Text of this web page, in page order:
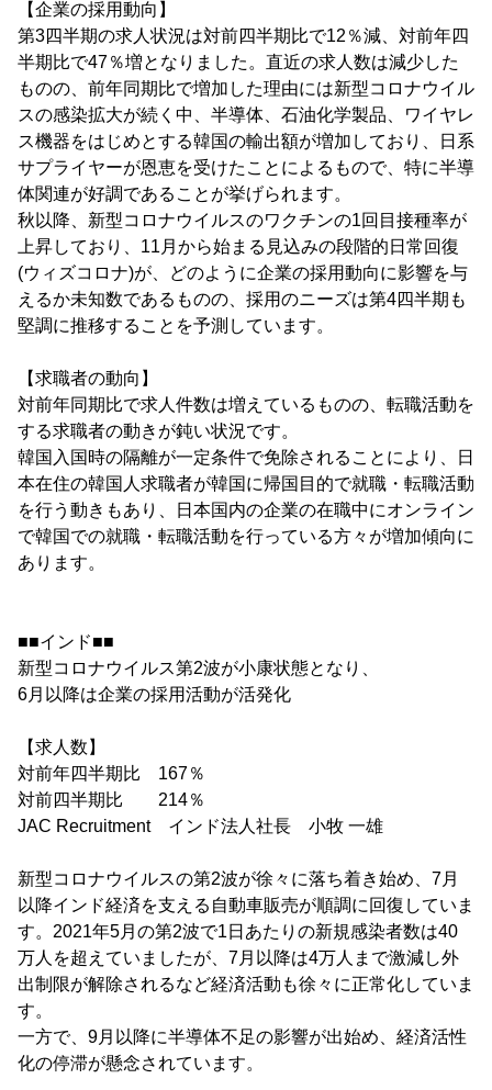
【企業の採用動向】
第3四半期の求人状況は対前四半期比で12％減、対前年四
半期比で47％増となりました。直近の求人数は減少した
ものの、前年同期比で増加した理由には新型コロナウイル
スの感染拡大が続く中、半導体、石油化学製品、ワイヤレ
ス機器をはじめとする韓国の輸出額が増加しており、日系
サプライヤーが恩恵を受けたことによるもので、特に半導
体関連が好調であることが挙げられます。
秋以降、新型コロナウイルスのワクチンの1回目接種率が
上昇しており、11月から始まる見込みの段階的日常回復
(ウィズコロナ)が、どのように企業の採用動向に影響を与
えるか未知数であるものの、採用のニーズは第4四半期も
堅調に推移することを予測しています。
【求職者の動向】
対前年同期比で求人件数は増えているものの、転職活動を
する求職者の動きが鈍い状況です。
韓国入国時の隔離が一定条件で免除されることにより、日
本在住の韓国人求職者が韓国に帰国目的で就職・転職活動
を行う動きもあり、日本国内の企業の在職中にオンライン
で韓国での就職・転職活動を行っている方々が増加傾向に
あります。
■■インド■■
新型コロナウイルス第2波が小康状態となり、
6月以降は企業の採用活動が活発化
【求人数】
対前年四半期比 167％
対前四半期比 214％
JAC Recruitment インド法人社長 小牧 一雄
新型コロナウイルスの第2波が徐々に落ち着き始め、7月
以降インド経済を支える自動車販売が順調に回復していま
す。2021年5月の第2波で1日あたりの新規感染者数は40
万人を超えていましたが、7月以降は4万人まで激減し外
出制限が解除されるなど経済活動も徐々に正常化していま
す。
一方で、9月以降に半導体不足の影響が出始め、経済活性
化の停滞が懸念されています。